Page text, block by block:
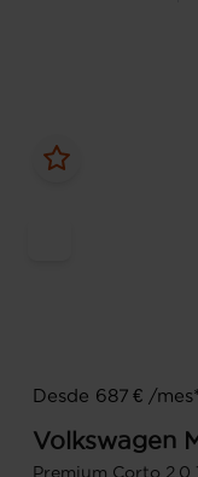
Desde 687 € /mes*
Volkswagen
Premium Corto 2.0